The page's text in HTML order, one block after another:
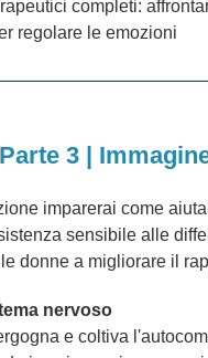
completi:
regolare le emozioni
Parte 3 |
imparerai come
sensibile alle
donne a migliorare il
nervoso
e coltiva